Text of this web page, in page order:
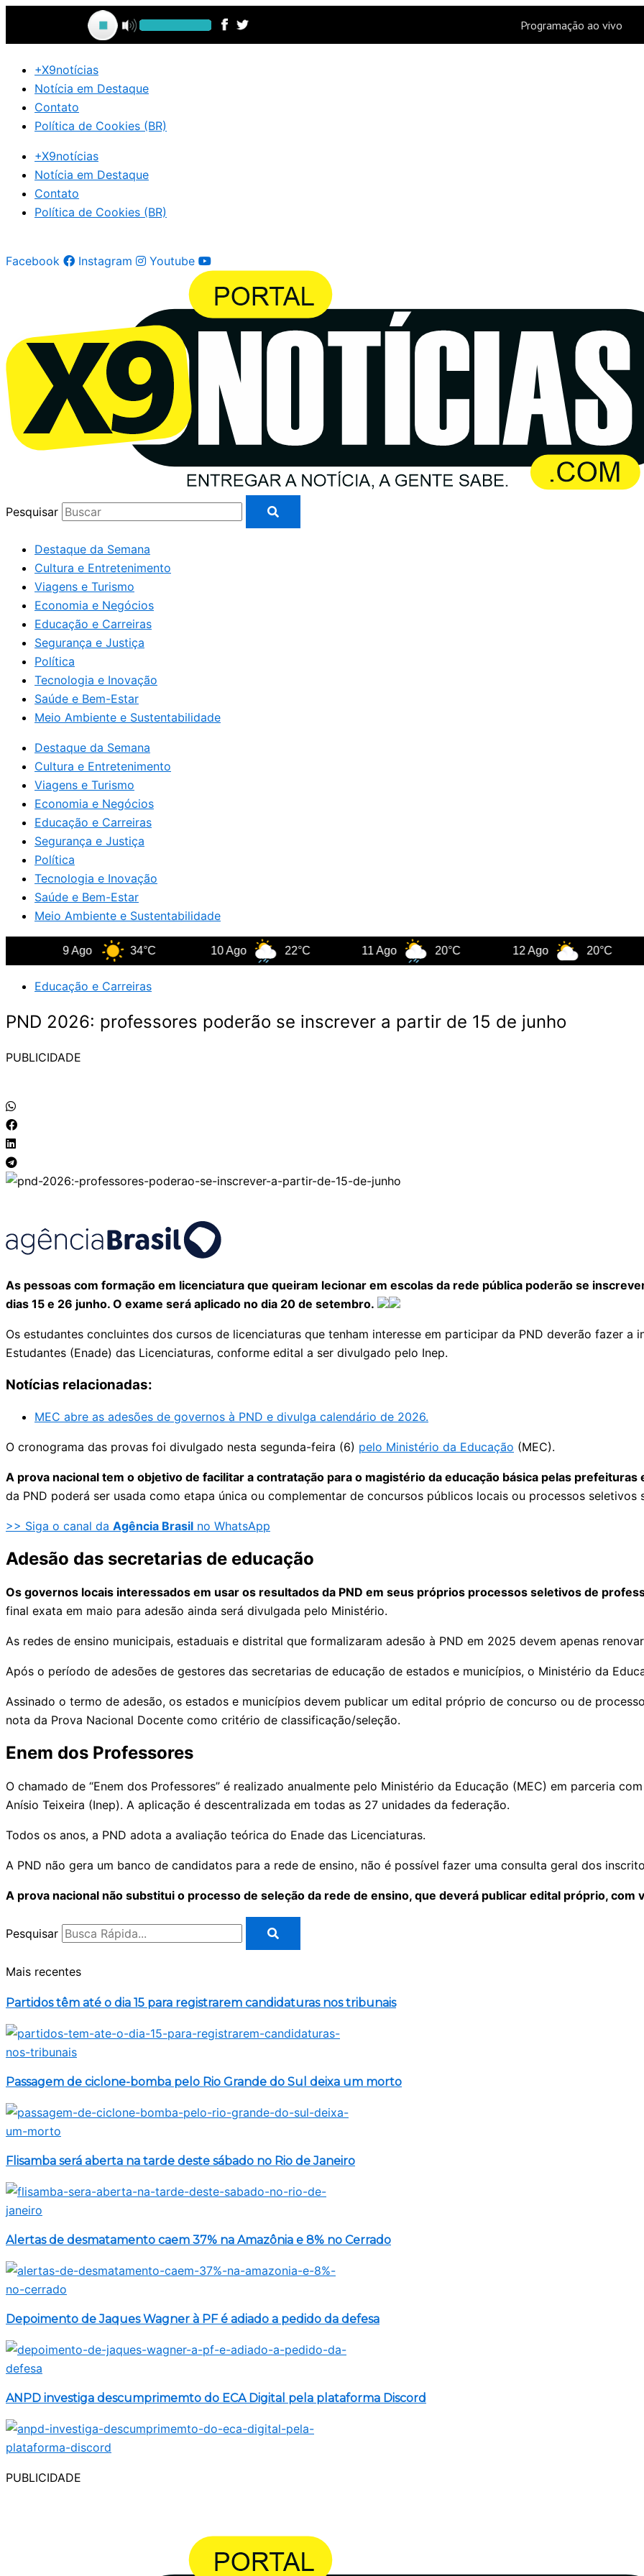
Ir
o
conteúdo+X9notícias
Notícia em Destaque
Contato
Política de Cookies (BR)
+X9notícias
Notícia em Destaque
Contato
Política de Cookies (BR)
Facebook Instagram Youtube
Pesquisar
Destaque da Semana
Cultura e Entretenimento
Viagens e Turismo
Economia e Negócios
Educação e Carreiras
Segurança e Justiça
Política
Tecnologia e Inovação
Saúde e Bem-Estar
Meio Ambiente e Sustentabilidade
Destaque da Semana
Cultura e Entretenimento
Viagens e Turismo
Economia e Negócios
Educação e Carreiras
Segurança e Justiça
Política
Tecnologia e Inovação
Saúde e Bem-Estar
Meio Ambiente e Sustentabilidade
34°C 22°C 20°C 20°C
Educação e Carreiras
PND 2026: professores poderão se inscrever a partir de 15 de junho
PUBLICIDADE
As pessoas com formação em licenciatura que queiram lecionar em escolas da rede pública poderão se
dias 15 e 26 junho. O exame será aplicado no dia 20 de setembro.
Os estudantes concluintes dos cursos de licenciaturas que tenham interesse em participar da PND deverão fazer a
Estudantes (Enade) das Licenciaturas, conforme edital a ser divulgado pelo Inep.
Notícias relacionadas:
MEC abre as adesões de governos à PND e divulga calendário de 2026.
O cronograma das provas foi divulgado nesta segunda-feira (6) pelo Ministério da Educação (MEC).
A prova nacional tem o objetivo de facilitar a contratação para o magistério da educação básica pelas prefeituras
da PND poderá ser usada como etapa única ou complementar de concursos públicos locais ou processos
>> Siga o canal da Agência Brasil no WhatsApp
Adesão das secretarias de educação
Os governos locais interessados em usar os resultados da PND em seus próprios processos seletivos de
final exata em maio para adesão ainda será divulgada pelo Ministério.
As redes de ensino municipais, estaduais e distrital que formalizaram adesão à PND em 2025 devem apenas
Após o período de adesões de gestores das secretarias de educação de estados e municípios, o Ministério da
Assinado o termo de adesão, os estados e municípios devem publicar um edital próprio de concurso ou de
nota da Prova Nacional Docente como critério de classificação/seleção.
Enem dos Professores
O chamado de “Enem dos Professores” é realizado anualmente pelo Ministério da Educação (MEC) em parceria
Anísio Teixeira (Inep). A aplicação é descentralizada em todas as 27 unidades da federação.
Todos os anos, a PND adota a avaliação teórica do Enade das Licenciaturas.
A PND não gera um banco de candidatos para a rede de ensino, não é possível fazer uma consulta geral dos
A prova nacional não substitui o processo de seleção da rede de ensino, que deverá publicar edital próprio, com
Pesquisar
Mais recentes
Partidos têm até o dia 15 para registrarem candidaturas nos tribunais
Passagem de ciclone-bomba pelo Rio Grande do Sul deixa um morto
Flisamba será aberta na tarde deste sábado no Rio de Janeiro
Alertas de desmatamento caem 37% na Amazônia e 8% no Cerrado
Depoimento de Jaques Wagner à PF é adiado a pedido da defesa
ANPD investiga descumprimemto do ECA Digital pela plataforma Discord
PUBLICIDADE